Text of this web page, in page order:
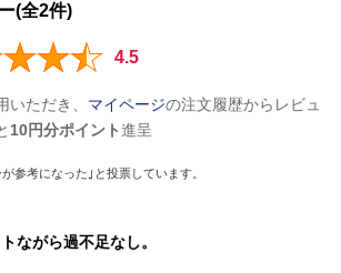
(全2件)
4.5
ただき、 マイページの注文履歴からレビュ
10円分ポイント進呈
参考になった｣と投票しています。
ながら過不足なし。